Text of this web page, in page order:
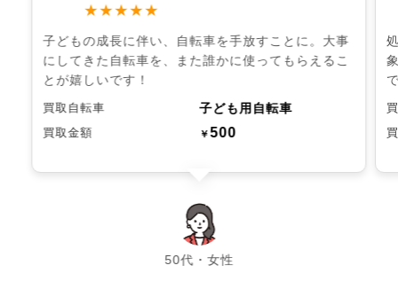
★★★★★
子どもの成長に伴い、自転車を手放すことに。大事
にしてきた自転車を、また誰かに使ってもらえるこ
とが嬉しいです！
買取自転車 子ども用自転車
買取金額 ￥500
50代・女性
chevron_left chevron_right